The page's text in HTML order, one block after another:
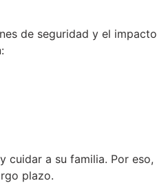
de seguridad y el
cuidar a su familia. Por eso,
plazo.